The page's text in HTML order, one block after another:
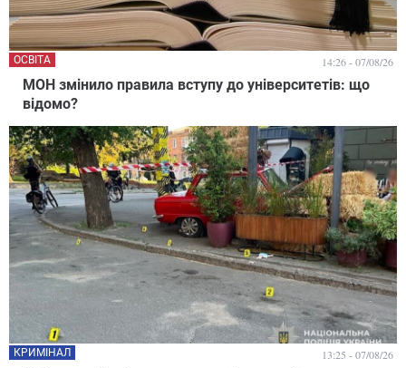
МОН змінило правила вступу до університетів: що
відомо?
ОСВІТА 14:26 - 07/08/26
КРИМІНАЛ 13:25 - 07/08/26